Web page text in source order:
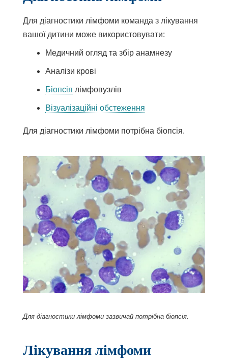
Для діагностики лімфоми команда з лікування
вашої дитини може використовувати:
Медичний огляд та збір анамнезу
Аналізи крові
Біопсія лімфовузлів
Візуалізаційні обстеження
Для діагностики лімфоми потрібна біопсія.
Для діагностики лімфоми зазвичай потрібна біопсія.
Лікування лімфоми